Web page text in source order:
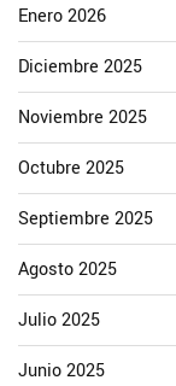
Enero 2026
Diciembre 2025
Noviembre 2025
Octubre 2025
Septiembre 2025
Agosto 2025
Julio 2025
Junio 2025